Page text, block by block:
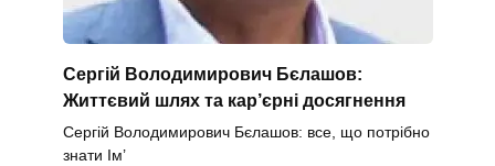
Сергій Володимирович Бєлашов:
Життєвий шлях та кар’єрні досягнення
Сергій Володимирович Бєлашов: все, що потрібно
знати Ім’